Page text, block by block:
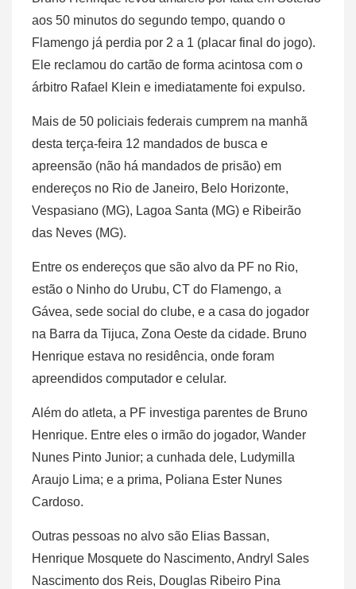
aos 50 minutos do segundo tempo, quando o
Flamengo já perdia por 2 a 1 (placar final do jogo).
Ele reclamou do cartão de forma acintosa com o
árbitro Rafael Klein e imediatamente foi expulso.
Mais de 50 policiais federais cumprem na manhã
desta terça-feira 12 mandados de busca e
apreensão (não há mandados de prisão) em
endereços no Rio de Janeiro, Belo Horizonte,
Vespasiano (MG), Lagoa Santa (MG) e Ribeirão
das Neves (MG).
Entre os endereços que são alvo da PF no Rio,
estão o Ninho do Urubu, CT do Flamengo, a
Gávea, sede social do clube, e a casa do jogador
na Barra da Tijuca, Zona Oeste da cidade. Bruno
Henrique estava no residência, onde foram
apreendidos computador e celular.
Além do atleta, a PF investiga parentes de Bruno
Henrique. Entre eles o irmão do jogador, Wander
Nunes Pinto Junior; a cunhada dele, Ludymilla
Araujo Lima; e a prima, Poliana Ester Nunes
Cardoso.
Outras pessoas no alvo são Elias Bassan,
Henrique Mosquete do Nascimento, Andryl Sales
Nascimento dos Reis, Douglas Ribeiro Pina